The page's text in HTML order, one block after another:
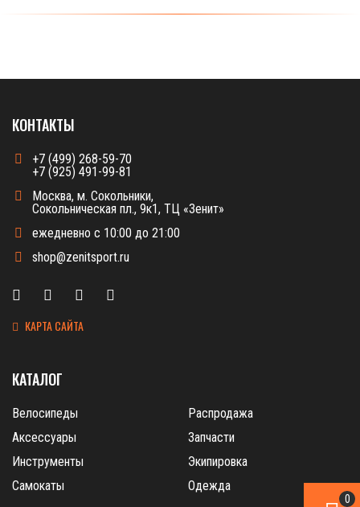
0
КОНТАКТЫ
+7 (499) 268-59-70
+7 (925) 491-99-81
Москва, м. Сокольники,
Сокольническая пл., 9к1, ТЦ «Зенит»
ежедневно с 10:00 до 21:00
shop@zenitsport.ru
КАРТА САЙТА
КАТАЛОГ
Велосипеды
Распродажа
Аксессуары
Запчасти
Инструменты
Экипировка
Самокаты
Одежда